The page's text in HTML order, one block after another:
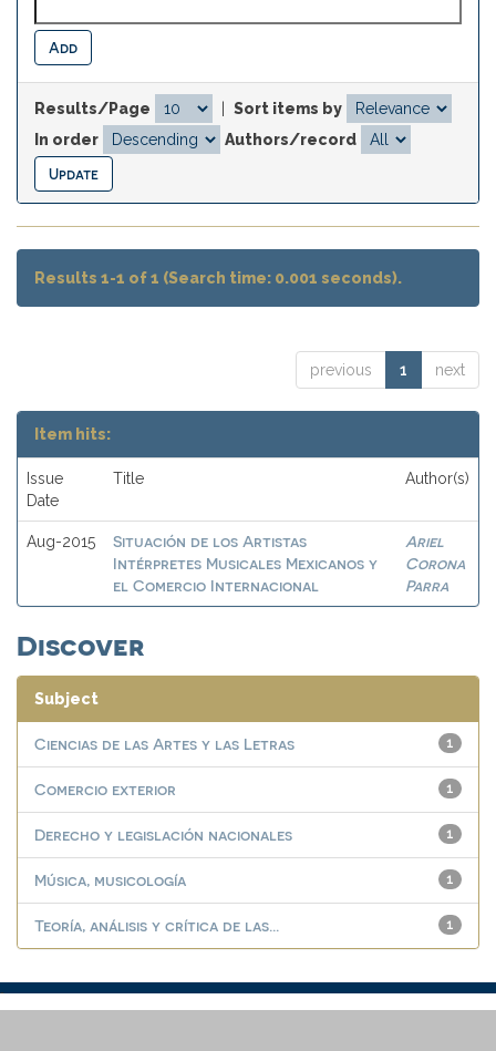
Results/Page
Sort items by
In order
Authors/record
Results 1-1 of 1 (Search time: 0.001 seconds).
previous 1 next
Item hits:
Issue
Date
Title Author(s)
Aug-2015
Situación de los Artistas
Intérpretes Musicales Mexicanos y
el Comercio Internacional
Ariel
Corona
Parra
Discover
Subject
1
Ciencias de las Artes y las Letras
1
Comercio exterior
1
Derecho y legislación nacionales
1
Música, musicología
1
Teoría, análisis y crítica de las...